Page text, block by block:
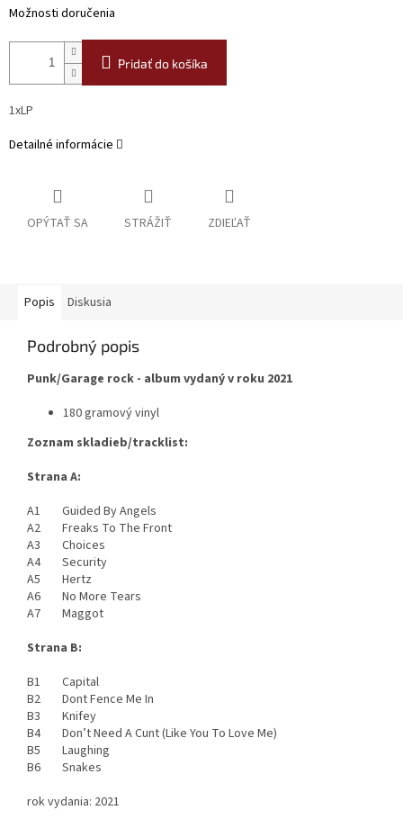
Možnosti doručenia
Pridať do košíka
1xLP
Detailné informácie
OPÝTAŤ SA STRÁŽIŤ ZDIEĽAŤ
Popis Diskusia
Podrobný popis
Punk/Garage rock - album vydaný v roku 2021
180 gramový vinyl
Zoznam skladieb/tracklist:
Strana A:
A1 Guided By Angels
A2 Freaks To The Front
A3 Choices
A4 Security
A5 Hertz
A6 No More Tears
A7 Maggot
Strana B:
B1 Capital
B2 Dont Fence Me In
B3 Knifey
B4 Don’t Need A Cunt (Like You To Love Me)
B5 Laughing
B6 Snakes
rok vydania: 2021